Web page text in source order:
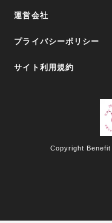
運営会社
プライバシーポリシー
サイト利用規約
Copyright